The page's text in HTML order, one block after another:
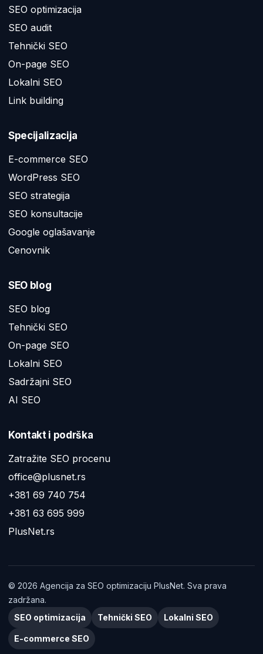
SEO optimizacija
SEO audit
Tehnički SEO
On-page SEO
Lokalni SEO
Link building
Specijalizacija
E-commerce SEO
WordPress SEO
SEO strategija
SEO konsultacije
Google oglašavanje
Cenovnik
SEO blog
SEO blog
Tehnički SEO
On-page SEO
Lokalni SEO
Sadržajni SEO
AI SEO
Kontakt i podrška
Zatražite SEO procenu
office@plusnet.rs
+381 69 740 754
+381 63 695 999
PlusNet.rs
© 2026 Agencija za SEO optimizaciju PlusNet. Sva prava
zadržana.
SEO optimizacija
Tehnički SEO Lokalni SEO
E-commerce SEO